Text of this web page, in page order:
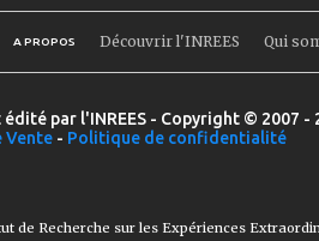
A PROPOS Découvrir l'INREES Qui
édité par l'INREES - Copyright © 2007
Vente - Politique de confidentialité
de Recherche sur les Expériences